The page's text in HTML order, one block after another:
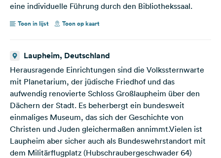
eine individuelle Führung durch den Bibliothekssaal.
Toon in lijst Toon op kaart
Laupheim, Deutschland
Herausragende Einrichtungen sind die Volkssternwarte
mit Planetarium, der jüdische Friedhof und das
aufwendig renovierte Schloss Großlaupheim über den
Dächern der Stadt. Es beherbergt ein bundesweit
einmaliges Museum, das sich der Geschichte von
Christen und Juden gleichermaßen annimmt.Vielen ist
Laupheim aber sicher auch als Bundeswehrstandort mit
dem Militärflugplatz (Hubschraubergeschwader 64)